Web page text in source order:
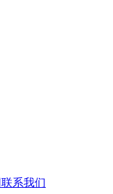
联系我们